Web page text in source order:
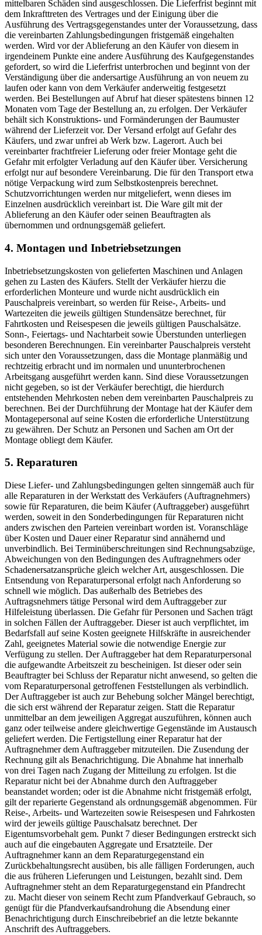
mittelbaren Schäden sind ausgeschlossen. Die Lieferfrist beginnt mit
dem Inkrafttreten des Vertrages und der Einigung über die
Ausführung des Vertragsgegenstandes unter der Voraussetzung, dass
die vereinbarten Zahlungsbedingungen fristgemäß eingehalten
werden. Wird vor der Ablieferung an den Käufer von diesem in
irgendeinem Punkte eine andere Ausführung des Kaufgegenstandes
gefordert, so wird die Lieferfrist unterbrochen und beginnt von der
Verständigung über die andersartige Ausführung an von neuem zu
laufen oder kann von dem Verkäufer anderweitig festgesetzt
werden. Bei Bestellungen auf Abruf hat dieser spätestens binnen 12
Monaten vom Tage der Bestellung an, zu erfolgen. Der Verkäufer
behält sich Konstruktions- und Formänderungen der Baumuster
während der Lieferzeit vor. Der Versand erfolgt auf Gefahr des
Käufers, und zwar unfrei ab Werk bzw. Lagerort. Auch bei
vereinbarter frachtfreier Lieferung oder freier Montage geht die
Gefahr mit erfolgter Verladung auf den Käufer über. Versicherung
erfolgt nur auf besondere Vereinbarung. Die für den Transport etwa
nötige Verpackung wird zum Selbstkostenpreis berechnet.
Schutzvorrichtungen werden nur mitgeliefert, wenn dieses im
Einzelnen ausdrücklich vereinbart ist. Die Ware gilt mit der
Ablieferung an den Käufer oder seinen Beauftragten als
übernommen und ordnungsgemäß geliefert.
4. Montagen und Inbetriebsetzungen
Inbetriebsetzungskosten von gelieferten Maschinen und Anlagen
gehen zu Lasten des Käufers. Stellt der Verkäufer hierzu die
erforderlichen Monteure und wurde nicht ausdrücklich ein
Pauschalpreis vereinbart, so werden für Reise-, Arbeits- und
Wartezeiten die jeweils gültigen Stundensätze berechnet, für
Fahrtkosten und Reisespesen die jeweils gültigen Pauschalsätze.
Sonn-, Feiertags- und Nachtarbeit sowie Überstunden unterliegen
besonderen Berechnungen. Ein vereinbarter Pauschalpreis versteht
sich unter den Voraussetzungen, dass die Montage planmäßig und
rechtzeitig erbracht und im normalen und ununterbrochenen
Arbeitsgang ausgeführt werden kann. Sind diese Voraussetzungen
nicht gegeben, so ist der Verkäufer berechtigt, die hierdurch
entstehenden Mehrkosten neben dem vereinbarten Pauschalpreis zu
berechnen. Bei der Durchführung der Montage hat der Käufer dem
Montagepersonal auf seine Kosten die erforderliche Unterstützung
zu gewähren. Der Schutz an Personen und Sachen am Ort der
Montage obliegt dem Käufer.
5. Reparaturen
Diese Liefer- und Zahlungsbedingungen gelten sinngemäß auch für
alle Reparaturen in der Werkstatt des Verkäufers (Auftragnehmers)
sowie für Reparaturen, die beim Käufer (Auftraggeber) ausgeführt
werden, soweit in den Sonderbedingungen für Reparaturen nicht
anders zwischen den Parteien vereinbart worden ist. Voranschläge
über Kosten und Dauer einer Reparatur sind annähernd und
unverbindlich. Bei Terminüberschreitungen sind Rechnungsabzüge,
Abweichungen von den Bedingungen des Auftragnehmers oder
Schadenersatzansprüche gleich welcher Art, ausgeschlossen. Die
Entsendung von Reparaturpersonal erfolgt nach Anforderung so
schnell wie möglich. Das außerhalb des Betriebes des
Auftragsnehmers tätige Personal wird dem Auftraggeber zur
Hilfeleistung überlassen. Die Gefahr für Personen und Sachen trägt
in solchen Fällen der Auftraggeber. Dieser ist auch verpflichtet, im
Bedarfsfall auf seine Kosten geeignete Hilfskräfte in ausreichender
Zahl, geeignetes Material sowie die notwendige Energie zur
Verfügung zu stellen. Der Auftraggeber hat dem Reparaturpersonal
die aufgewandte Arbeitszeit zu bescheinigen. Ist dieser oder sein
Beauftragter bei Schluss der Reparatur nicht anwesend, so gelten die
vom Reparaturpersonal getroffenen Feststellungen als verbindlich.
Der Auftraggeber ist auch zur Behebung solcher Mängel berechtigt,
die sich erst während der Reparatur zeigen. Statt die Reparatur
unmittelbar an dem jeweiligen Aggregat auszuführen, können auch
ganz oder teilweise andere gleichwertige Gegenstände im Austausch
geliefert werden. Die Fertigstellung einer Reparatur hat der
Auftragnehmer dem Auftraggeber mitzuteilen. Die Zusendung der
Rechnung gilt als Benachrichtigung. Die Abnahme hat innerhalb
von drei Tagen nach Zugang der Mitteilung zu erfolgen. Ist die
Reparatur nicht bei der Abnahme durch den Auftraggeber
beanstandet worden; oder ist die Abnahme nicht fristgemäß erfolgt,
gilt der reparierte Gegenstand als ordnungsgemäß abgenommen. Für
Reise-, Arbeits- und Wartezeiten sowie Reisespesen und Fahrkosten
wird der jeweils gültige Pauschalsatz berechnet. Der
Eigentumsvorbehalt gem. Punkt 7 dieser Bedingungen erstreckt sich
auch auf die eingebauten Aggregate und Ersatzteile. Der
Auftragnehmer kann an dem Reparaturgegenstand ein
Zurückbehaltungsrecht ausüben, bis alle fälligen Forderungen, auch
die aus früheren Lieferungen und Leistungen, bezahlt sind. Dem
Auftragnehmer steht an dem Reparaturgegenstand ein Pfandrecht
zu. Macht dieser von seinem Recht zum Pfandverkauf Gebrauch, so
genügt für die Pfandverkaufsandrohung die Absendung einer
Benachrichtigung durch Einschreibebrief an die letzte bekannte
Anschrift des Auftraggebers.